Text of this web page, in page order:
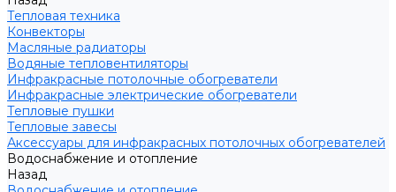
Тепловая техника
Конвекторы
Масляные радиаторы
Водяные тепловентиляторы
Инфракрасные потолочные обогреватели
Инфракрасные электрические обогреватели
Тепловые пушки
Тепловые завесы
Аксессуары для инфракрасных потолочных обогревателей
Водоснабжение и отопление
Назад